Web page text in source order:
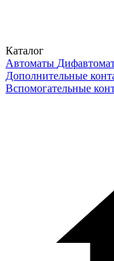
Каталог
Автоматы
Дополнительные
Вспомогательные